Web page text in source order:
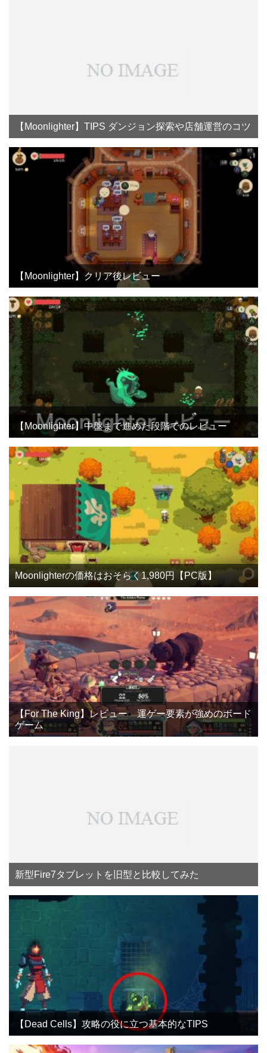
【Moonlighter】TIPS ダンジョン探索や店舗運営のコツ
【Moonlighter】クリア後レビュー
【Moonlighter】中盤まで進めた段階でのレビュー
Moonlighterの価格はおそらく1,980円【PC版】
【For The King】レビュー 運ゲー要素が強めのボード
ゲーム
新型Fire7タブレットを旧型と比較してみた
【Dead Cells】攻略の役に立つ基本的なTIPS